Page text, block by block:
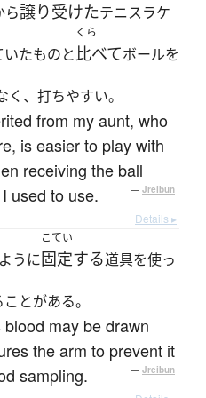
ら譲り受けたテニスラケ
たものと
くら
比べてボールを
く、打ちやすい。
from my aunt, who
is easier to play with
receiving the ball
used to use.
— Jreibun
Details ▸
うに
こてい
固定する道具を使っ
とがある。
blood may be drawn
the arm to prevent it
sampling.
— Jreibun